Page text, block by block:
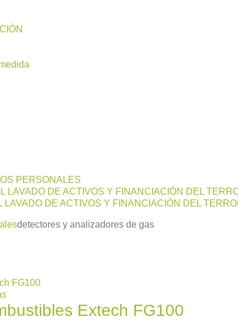
PERSONALES
LAVADO DE ACTIVOS Y FINANCIACIÓN DEL
DE ACTIVOS Y FINANCIACIÓN DEL
detectores y analizadores de gas
Extech FG100